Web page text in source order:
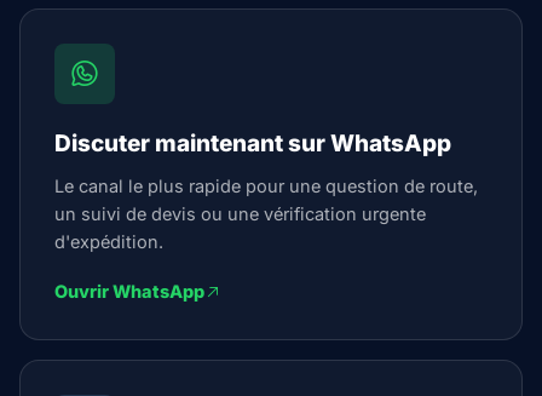
Discuter maintenant sur WhatsApp
Le canal le plus rapide pour une question de route,
un suivi de devis ou une vérification urgente
d'expédition.
Ouvrir WhatsApp